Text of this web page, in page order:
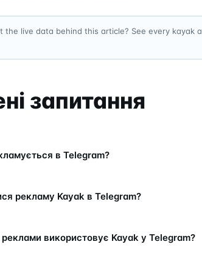
the live data behind this article? See every kayak
запитання
в Telegram?
рекламу Kayak в Telegram?
використовує Kayak у Telegram?